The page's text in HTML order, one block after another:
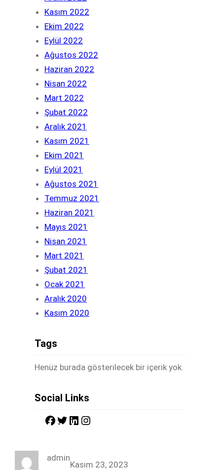
Kasım 2022
Ekim 2022
Eylül 2022
Ağustos 2022
Haziran 2022
Nisan 2022
Mart 2022
Şubat 2022
Aralık 2021
Kasım 2021
Ekim 2021
Eylül 2021
Ağustos 2021
Temmuz 2021
Haziran 2021
Mayıs 2021
Nisan 2021
Mart 2021
Şubat 2021
Ocak 2021
Aralık 2020
Kasım 2020
Tags
Henüz burada gösterilecek bir içerik yok.
Social Links
F
e
T
t
L
k
t
admin
Kasım 23, 2023